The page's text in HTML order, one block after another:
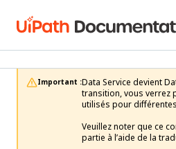
Important :Data Service devient
transition, vous verrez
utilisés pour
Veuillez noter que ce
partie à l’aide de la